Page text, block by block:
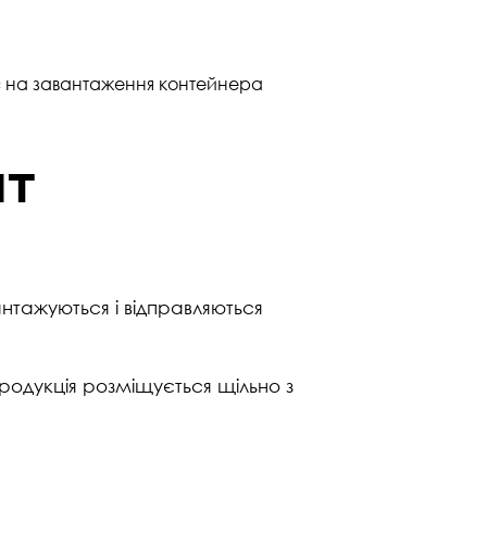
на завантаження контейнера
і відправляються
розміщується щільно з